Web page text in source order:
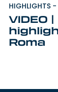
HIGHLIGHTS -
VIDEO
Roma